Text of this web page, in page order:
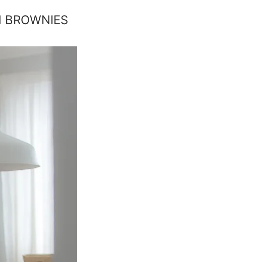
BROWNIES